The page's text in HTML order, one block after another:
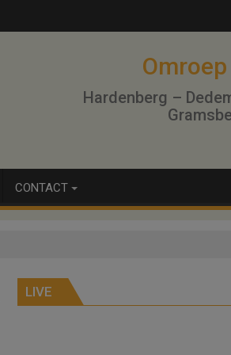
Omroep
Hardenberg –
CONTACT
LIVE